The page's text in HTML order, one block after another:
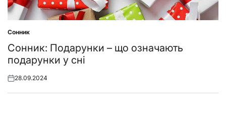
Posted
in
Сонник
Сонник: Подарунки – що означають
подарунки у сні
Posted
28.09.2024